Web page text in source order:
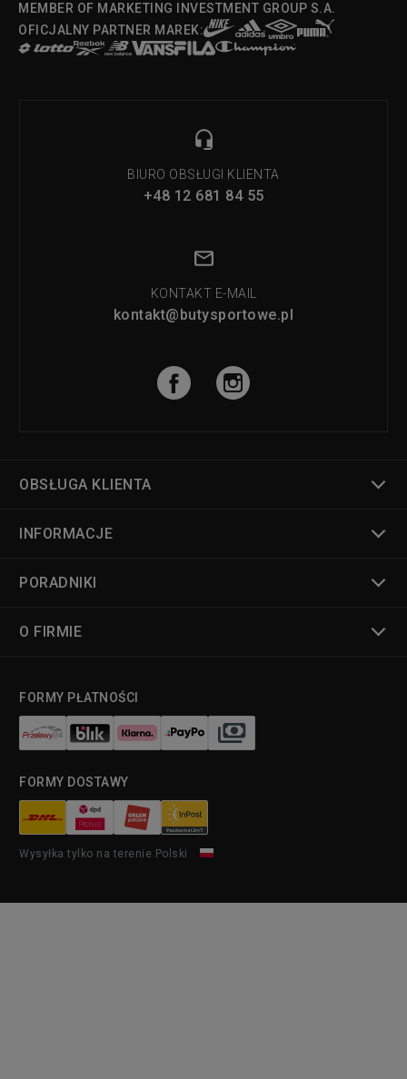
MEMBER OF MARKETING INVESTMENT GROUP S.A.
OFICJALNY PARTNER MAREK:
BIURO OBSŁUGI KLIENTA
+48 12 681 84 55
KONTAKT E-MAIL
kontakt@butysportowe.pl
OBSŁUGA KLIENTA
INFORMACJE
PORADNIKI
O FIRMIE
FORMY PŁATNOŚCI
FORMY DOSTAWY
Wysyłka tylko na terenie Polski